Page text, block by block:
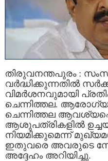
തിരുവനന്തപുരം :
വര്‍ദ്ധിക്കുന്നതില്‍
വിമര്‍ശനവുമായി
ചെന്നിത്തല.
ചെന്നിത്തല
ആശുപത്രികളില്‍
നിയമിക്കുമെന്ന്
ഇതുവരെ അവരുടെ
അദ്ദേഹം അറിയിച്ചു.